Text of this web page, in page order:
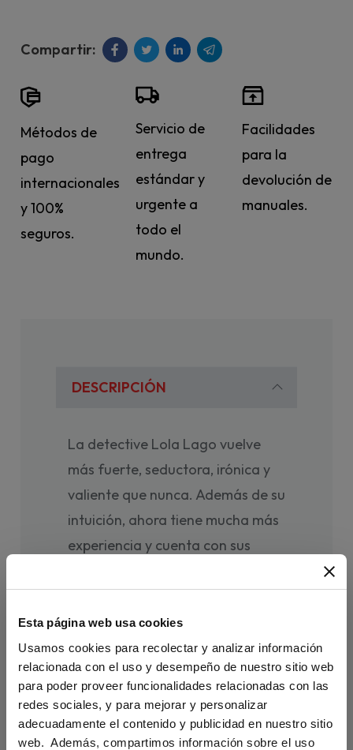
Esta página web usa cookies
Usamos cookies para recolectar y analizar información
relacionada con el uso y desempeño de nuestro sitio web
para poder proveer funcionalidades relacionadas con las
redes sociales, y para mejorar y personalizar
adecuadamente el contenido y publicidad en nuestro sitio
web. Además, compartimos información sobre el uso
Métodos de
pago
internacionales
y 100%
seguros.
Servicio de
entrega
estándar y
urgente a
todo el
mundo.
Facilidades
para la
devolución de
manuales.
DESCRIPCIÓN
La detective Lola Lago vuelve
más fuerte, seductora, irónica y
valiente que nunca. Además de su
intuición, ahora tiene mucha más
experiencia y cuenta con sus
jóvenes colaboradores. Juntos
van a vivir nuevas y
emocionantes intrigas.
EnSin noticias, Lola Lago y su
equipo tienen que encontrar a
una joven alemana que ha